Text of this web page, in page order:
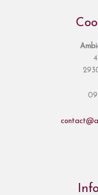
09